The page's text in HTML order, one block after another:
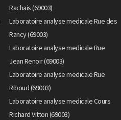
Rachais (69003)
Laboratoire analyse medicale Rue des
Rancy (69003)
Laboratoire analyse medicale Rue
Jean Renoir (69003)
Laboratoire analyse medicale Rue
Riboud (69003)
Laboratoire analyse medicale Cours
Richard Vitton (69003)